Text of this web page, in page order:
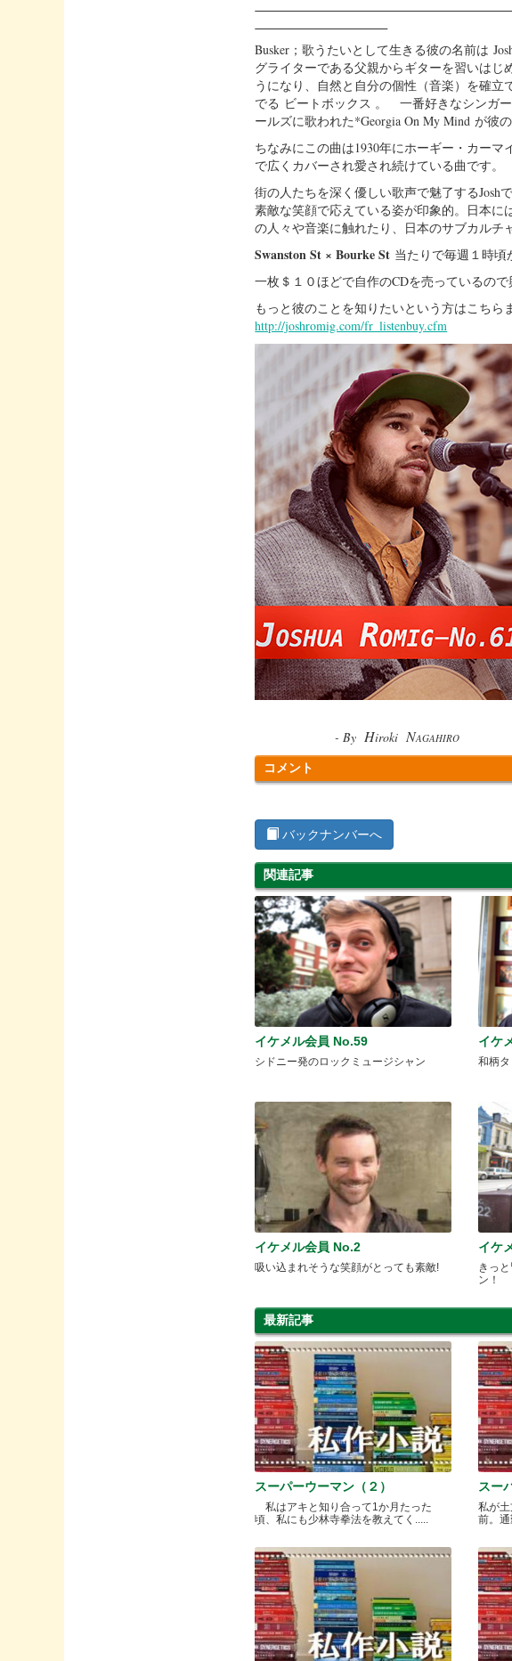
Busker；歌うたいとして生きる彼の名前は
グライターである父親からギターを習いはじ
うになり、自然と自分の個性（音楽）を確立
でる ビートボックス 。 一番好きなシンガ
ールズに歌われた*Georgia On My Mind が彼の
ちなみにこの曲は1930年にホーギー・カー
で広くカバーされ愛され続けている曲です。
街の人たちを深く優しい歌声で魅了するJosh
素敵な笑顔で応えている姿が印象的。日本
の人々や音楽に触れたり、日本のサブカルチ
Swanston St × Bourke St 当たりで毎週１時頃
一枚＄１０ほどで自作のCDを売っているので
もっと彼のことを知りたいという方はこちら
http://joshromig.com/fr_listenbuy.cfm
-ByHirokiNAGAHIRO
コメント
バックナンバーへ
関連記事
イケメル会員 No.59
シドニー発のロックミュージシャン
イケ
和柄タ
イケメル会員 No.2
吸い込まれそうな笑顔がとっても素敵!
イケ
きっ
ン！
最新記事
スーパーウーマン（２）
私はアキと知り合って1か月たった
頃、私にも少林寺拳法を教えてく.....
スー
私が
前。